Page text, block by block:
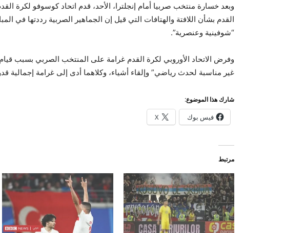
وبعد خسارة منتخب صربيا أمام إنجلترا، الأحد، قدم اتحاد كوسوفو لكرة
القدم بشأن اللافتة والهتافات التي قيل إن الجماهير الصربية رددتها في
“شوفينية وعنصرية”.
وفرض الاتحاد الأوروبي لكرة القدم غرامة على المنتخب الصربي بسبب
غير مناسبة لحدث رياضي” وإلقاء أشياء، وكلاهما أدى إلى غرامة إجمالية قدرها 14500 يورو (حوالي 15500
شارك هذا الموضوع:
فيس بوك X
مرتبط